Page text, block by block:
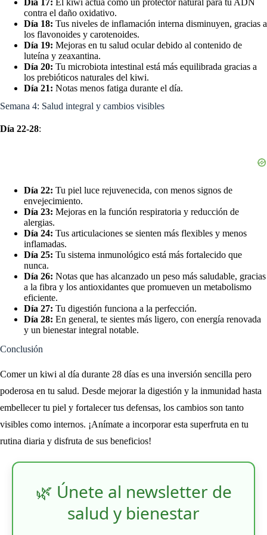
contra el daño oxidativo.
Día 18: Tus niveles de inflamación interna disminuyen, gracias a
los flavonoides y carotenoides.
Día 19: Mejoras en tu salud ocular debido al contenido de
luteína y zeaxantina.
Día 20: Tu microbiota intestinal está más equilibrada gracias a
los prebióticos naturales del kiwi.
Día 21: Notas menos fatiga durante el día.
Semana 4: Salud integral y cambios visibles
Día 22-28:
Día 22: Tu piel luce rejuvenecida, con menos signos de
envejecimiento.
Día 23: Mejoras en la función respiratoria y reducción de
alergias.
Día 24: Tus articulaciones se sienten más flexibles y menos
inflamadas.
Día 25: Tu sistema inmunológico está más fortalecido que
nunca.
Día 26: Notas que has alcanzado un peso más saludable, gracias
a la fibra y los antioxidantes que promueven un metabolismo
eficiente.
Día 27: Tu digestión funciona a la perfección.
Día 28: En general, te sientes más ligero, con energía renovada
y un bienestar integral notable.
Conclusión
Comer un kiwi al día durante 28 días es una inversión sencilla pero
poderosa en tu salud. Desde mejorar la digestión y la inmunidad hasta
embellecer tu piel y fortalecer tus defensas, los cambios son tanto
visibles como internos. ¡Anímate a incorporar esta superfruta en tu
rutina diaria y disfruta de sus beneficios!
🌿 Únete al newsletter de
salud y bienestar